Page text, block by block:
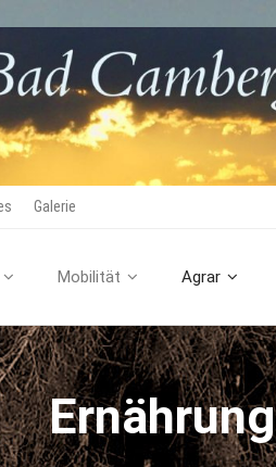
Galerie
Mobilität Agrar
Ernährung